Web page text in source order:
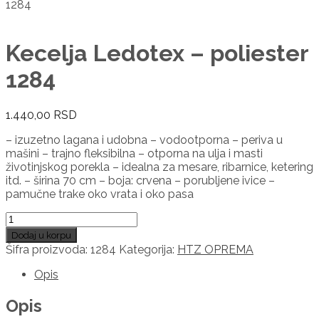
1284
Kecelja Ledotex – poliester
1284
1.440,00 RSD
– izuzetno lagana i udobna – vodootporna – periva u
mašini – trajno fleksibilna – otporna na ulja i masti
životinjskog porekla – idealna za mesare, ribarnice, ketering
itd. – širina 70 cm – boja: crvena – porubljene ivice –
pamučne trake oko vrata i oko pasa
Kecelja
Ledotex
-
poliester
1284
količina
Dodaj u korpu
Šifra proizvoda: 1284 Kategorija: HTZ OPREMA
Opis
Opis